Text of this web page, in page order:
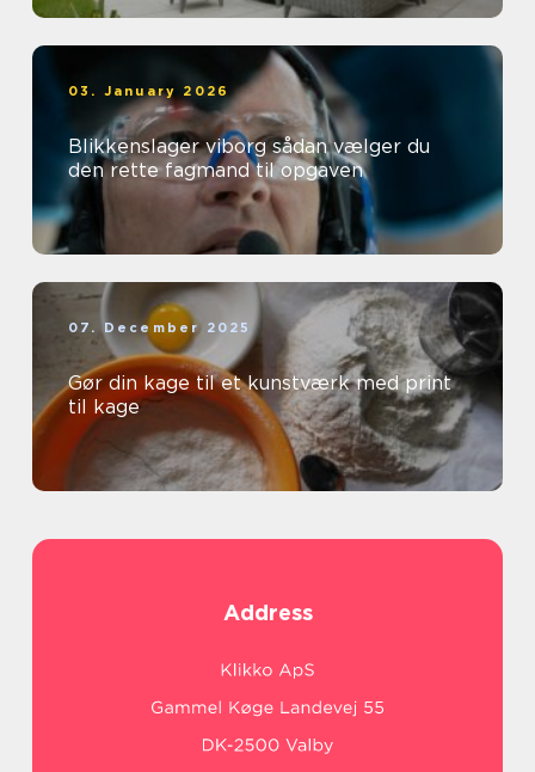
03. January 2026
Blikkenslager viborg sådan vælger du
den rette fagmand til opgaven
07. December 2025
Gør din kage til et kunstværk med print
til kage
Address